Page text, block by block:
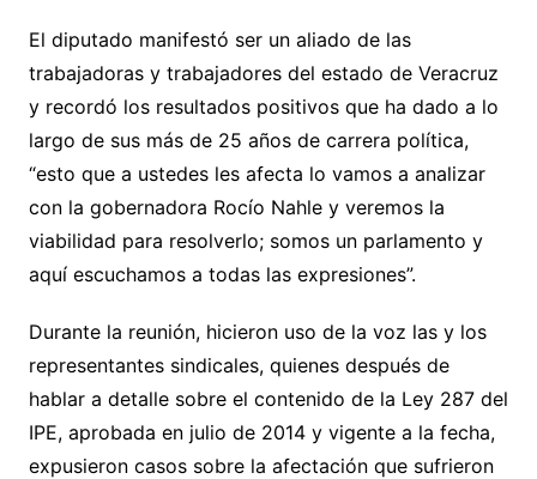
El diputado manifestó ser un aliado de las
trabajadoras y trabajadores del estado de Veracruz
y recordó los resultados positivos que ha dado a lo
largo de sus más de 25 años de carrera política,
“esto que a ustedes les afecta lo vamos a analizar
con la gobernadora Rocío Nahle y veremos la
viabilidad para resolverlo; somos un parlamento y
aquí escuchamos a todas las expresiones”.
Durante la reunión, hicieron uso de la voz las y los
representantes sindicales, quienes después de
hablar a detalle sobre el contenido de la Ley 287 del
IPE, aprobada en julio de 2014 y vigente a la fecha,
expusieron casos sobre la afectación que sufrieron